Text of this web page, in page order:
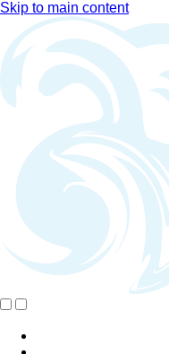
Skip to main content